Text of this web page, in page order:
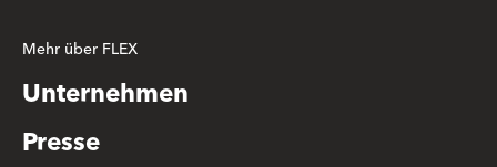
Mehr über FLEX
Unternehmen
Presse